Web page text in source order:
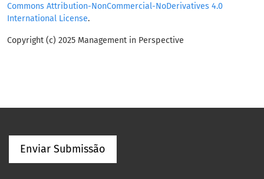
Commons Attribution-NonCommercial-NoDerivatives 4.0
International License.
Copyright (c) 2025 Management in Perspective
Enviar Submissão